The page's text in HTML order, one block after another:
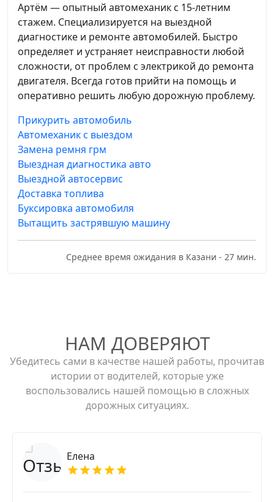
Артём — опытный автомеханик с 15-летним
стажем. Специализируется на выездной
диагностике и ремонте автомобилей. Быстро
определяет и устраняет неисправности любой
сложности, от проблем с электрикой до ремонта
двигателя. Всегда готов прийти на помощь и
оперативно решить любую дорожную проблему.
Прикурить автомобиль
Автомеханик с выездом
Замена ремня грм
Выездная диагностика авто
Выездной автосервис
Доставка топлива
Буксировка автомобиля
Вытащить застрявшую машину
Среднее время ожидания в Казани - 27 мин.
НАМ ДОВЕРЯЮТ
Убедитесь сами в качестве нашей работы, прочитав
истории от водителей, которые уже
воспользовались нашей помощью в сложных
дорожных ситуациях.
Елена